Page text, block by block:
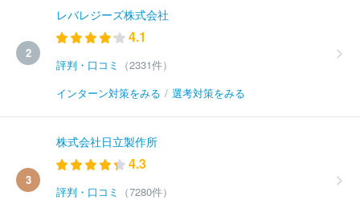
2
レバレジーズ株式会社
4.1
評判・口コミ
（2331件）
インターン対策をみる / 選考対策をみる
3
株式会社日立製作所
4.3
評判・口コミ
（7280件）